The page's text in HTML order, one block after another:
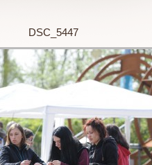
DSC_5447